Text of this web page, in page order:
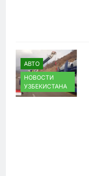
АВТО
НОВОСТИ
УЗБЕКИСТАНА